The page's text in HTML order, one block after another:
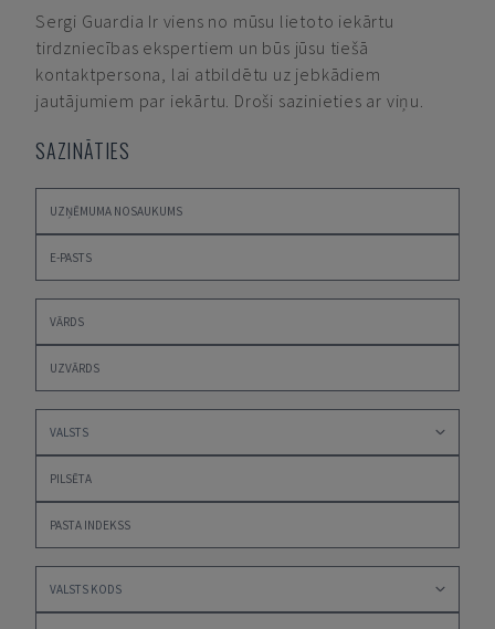
Sergi Guardia Ir viens no mūsu lietoto iekārtu
tirdzniecības ekspertiem un būs jūsu tiešā
kontaktpersona, lai atbildētu uz jebkādiem
jautājumiem par iekārtu. Droši sazinieties ar viņu.
SAZINĀTIES